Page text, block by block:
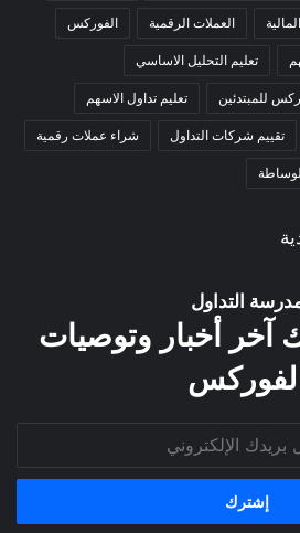
العملات الرقمية الفوركس
تعليم التحليل الاساسي
للمبتدئين تعليم تداول الاسهم
تقييم شركات التداول شراء عملات رقمية
التداول
آخر أخبار وتوصيات